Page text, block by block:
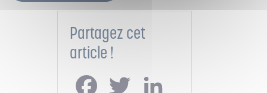
Partagez cet
article !
FacebookTwitter